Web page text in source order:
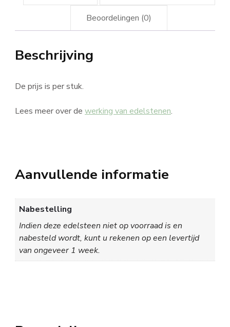
Beoordelingen (0)
Beschrijving
De prijs is per stuk.
Lees meer over de werking van edelstenen.
Aanvullende informatie
Nabestelling
Indien deze edelsteen niet op voorraad is en
nabesteld wordt, kunt u rekenen op een levertijd
van ongeveer 1 week.